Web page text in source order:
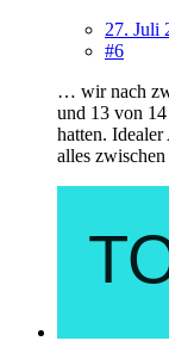
27. Juli
#6
… wir nach
und 13 von
hatten.
alles